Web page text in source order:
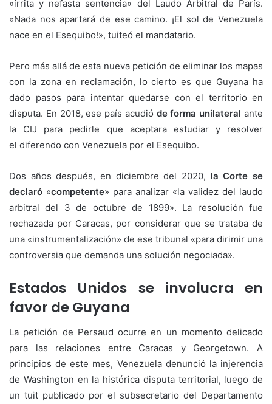
«írrita y nefasta sentencia» del Laudo Arbitral de París.
«Nada nos apartará de ese camino. ¡El sol de Venezuela
nace en el Esequibo!», tuiteó el mandatario.
Pero más allá de esta nueva petición de eliminar los mapas
con la zona en reclamación, lo cierto es que Guyana ha
dado pasos para intentar quedarse con el territorio en
disputa. En 2018, ese país acudió de forma unilateral ante
la CIJ para pedirle que aceptara estudiar y resolver
el diferendo con Venezuela por el Esequibo.
Dos años después, en diciembre del 2020, la Corte se
declaró «competente» para analizar «la validez del laudo
arbitral del 3 de octubre de 1899». La resolución fue
rechazada por Caracas, por considerar que se trataba de
una «instrumentalización» de ese tribunal «para dirimir una
controversia que demanda una solución negociada».
Estados Unidos se involucra en
favor de Guyana
La petición de Persaud ocurre en un momento delicado
para las relaciones entre Caracas y Georgetown. A
principios de este mes, Venezuela denunció la injerencia
de Washington en la histórica disputa territorial, luego de
un tuit publicado por el subsecretario del Departamento